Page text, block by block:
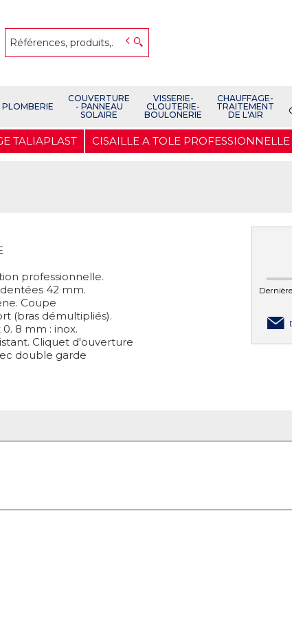
PLOMBERIE
COUVERTURE
- PANNEAU
SOLAIRE
VISSERIE-
CLOUTERIE-
BOULONERIE
CHAUFFAGE-
TRAITEMENT
DE L'AIR
TALIAPLAST CISAILLE A TOLE PROFESSIONNELLE
professionnelle.
42 mm.
Coupe
(bras démultipliés).
8 mm : inox.
Cliquet d'ouverture
double garde